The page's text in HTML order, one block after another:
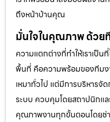
ถึงหน้าบ้านคุณ
มั่นใจในคุณภาพ ด้วย
ความแตกต่างที่ทำให้เราเป็น
พื้นที่ คือความพร้อมของทีมง
เหมาทั่วไป แต่มีการบริหารจั
ระบบ ควบคุมโดยสถาปนิกแ
คุณภาพงานทุกขั้นตอนโดยช่